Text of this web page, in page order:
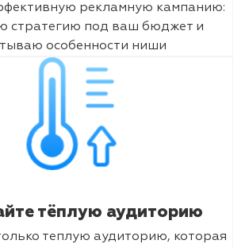
рекламную кампанию:
стратегию под ваш бюджет и
особенности ниши
тёплую аудиторию
теплую аудиторию, которая